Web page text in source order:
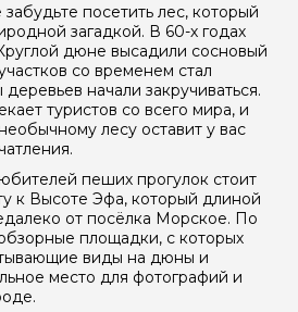
посетить лес, который
загадкой. В 60-х годах
дюне высадили сосновый
со временем стал
деревьев начали закручиваться.
туристов со всего мира, и
лесу оставит у вас
пеших прогулок стоит
к Высоте Эфа, который длиной
от посёлка Морское. По
площадки, с которых
виды на дюны и
место для фотографий и